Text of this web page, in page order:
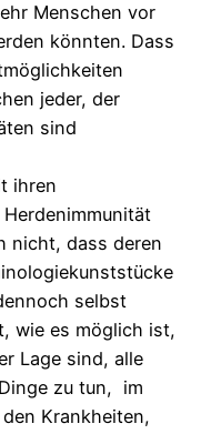
Menschen vor
könnten. Dass
jeder, der
sind
ihren
nicht, dass deren
selbst
wie es möglich ist,
Lage sind, alle
zu tun, im
Krankheiten,